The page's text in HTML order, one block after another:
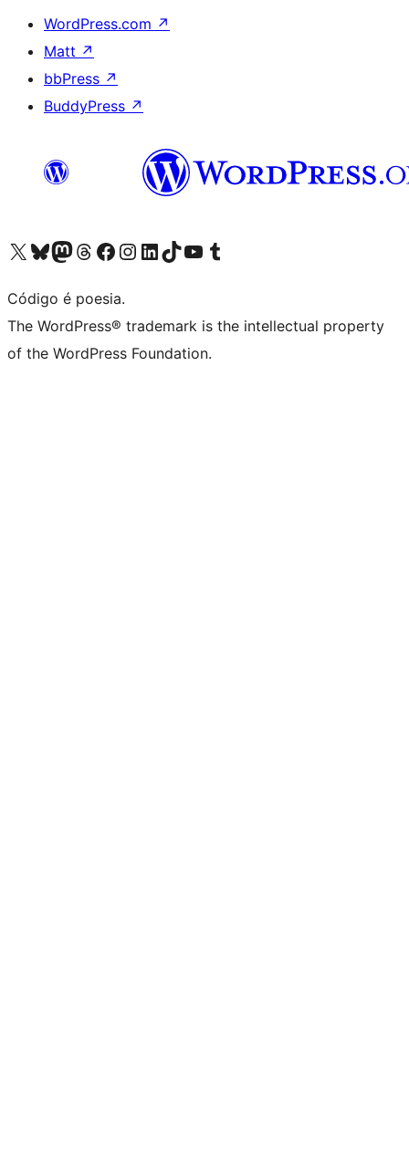
WordPress.com ↗
Matt ↗
bbPress ↗
BuddyPress ↗
Acessar nossa conta do X (antigo Twitter)
Acessar nossa conta do Bluesky
Acessar nossa conta do Mastodon
Acessar nossa conta do Threads
Acessar nossa página do Facebook
Acessar nossa conta do Instagram
Acessar nossa conta do LinkedIn
Acessar nossa conta do TikTok
Acessar nosso canal do YouTube
Acessar nossa conta no Tumblr
Código é poesia.
The WordPress® trademark is the intellectual property
of the WordPress Foundation.